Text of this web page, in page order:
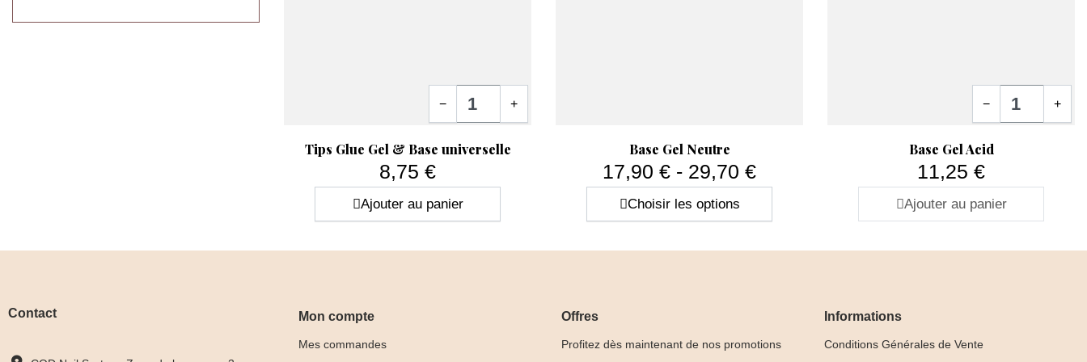
sujets aux décollements
Labase rubber pour onglespermet ainsi de renforcer la plaque naturelle tout en conservant une
flexibilité adaptée aux mouvements naturels de l’ongle.
Ce type de base constitue donc une excellente solution pour améliorer la tenue duvernis semi-
Aperçu rapide
Tips Glue Gel & Base universelle
8,75 €
− +
Ajouter au panier
Aperçu rapide
Base Gel Neutre
17,90 € - 29,70 €
Choisir les options
Base Gel Acid
11,25 €
− +
Ajouter au panier
Contact Mon compte
Mes commandes
Offres
Profitez dès maintenant de nos promotions
Informations
Conditions Générales de Vente